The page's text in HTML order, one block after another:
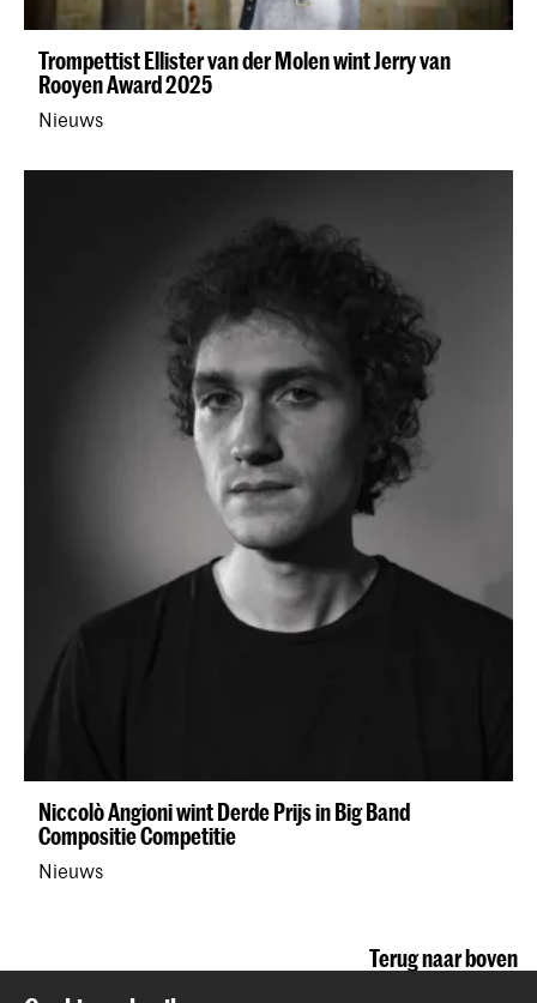
Trompettist Ellister van der Molen wint Jerry van
Rooyen Award 2025
Nieuws
Niccolò Angioni wint Derde Prijs in Big Band
Compositie Competitie
Nieuws
Terug naar boven